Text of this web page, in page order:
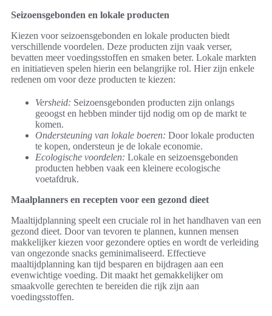
Seizoensgebonden en lokale producten
Kiezen voor seizoensgebonden en lokale producten biedt
verschillende voordelen. Deze producten zijn vaak verser,
bevatten meer voedingsstoffen en smaken beter. Lokale markten
en initiatieven spelen hierin een belangrijke rol. Hier zijn enkele
redenen om voor deze producten te kiezen:
Versheid: Seizoensgebonden producten zijn onlangs
geoogst en hebben minder tijd nodig om op de markt te
komen.
Ondersteuning van lokale boeren: Door lokale producten
te kopen, ondersteun je de lokale economie.
Ecologische voordelen: Lokale en seizoensgebonden
producten hebben vaak een kleinere ecologische
voetafdruk.
Maalplanners en recepten voor een gezond dieet
Maaltijdplanning speelt een cruciale rol in het handhaven van een
gezond dieet. Door van tevoren te plannen, kunnen mensen
makkelijker kiezen voor gezondere opties en wordt de verleiding
van ongezonde snacks geminimaliseerd. Effectieve
maaltijdplanning kan tijd besparen en bijdragen aan een
evenwichtige voeding. Dit maakt het gemakkelijker om
smaakvolle gerechten te bereiden die rijk zijn aan
voedingsstoffen.